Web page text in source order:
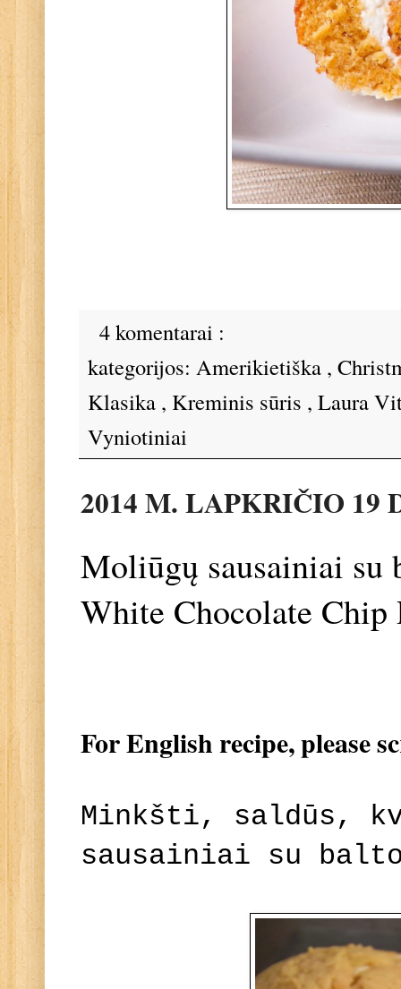
4 komentarai :
kategorijos: Amerikietiška ,
Klasika , Kreminis sūris , Laura
Vyniotiniai
2014 M. LAPKRIČIO 19
Moliūgų sausainiai su
White Chocolate Chip
For English recipe, please
Minkšti, saldūs,
sausainiai su